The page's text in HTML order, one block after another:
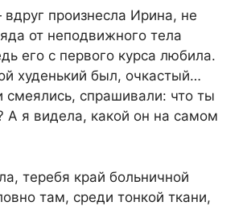
произнесла Ирина, не
от неподвижного тела
его с первого курса любила.
худенький был, очкастый…
смеялись, спрашивали: что ты
А я видела, какой он на самом
теребя край больничной
там, среди тонкой ткани,